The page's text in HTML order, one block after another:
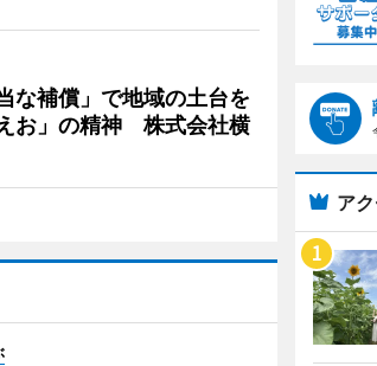
な補償」で地域の土台を
お」の精神 株式会社横
ア